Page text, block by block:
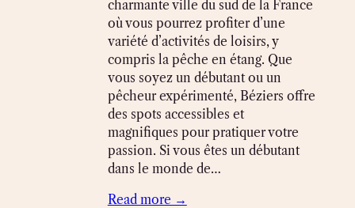
charmante ville du sud de la France
où vous pourrez profiter d’une
variété d’activités de loisirs, y
compris la pêche en étang. Que
vous soyez un débutant ou un
pêcheur expérimenté, Béziers offre
des spots accessibles et
magnifiques pour pratiquer votre
passion. Si vous êtes un débutant
dans le monde de…
Read more →